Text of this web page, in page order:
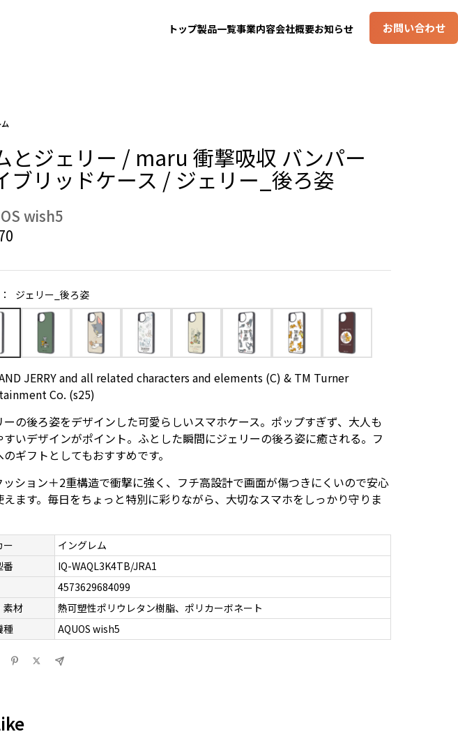
トップ製品一覧事業内容会社概要お知らせ お問い合わせ
とジェリー / maru 衝撃吸収 バンパー
ブリッドケース / ジェリー_後ろ姿
wish5
ジェリー_後ろ姿
JERRY and all related characters and elements (C) & TM Turner
Co. (s25)
ーの後ろ姿をデザインした可愛らしいスマホケース。ポップすぎず、大人も
すいデザインがポイント。ふとした瞬間にジェリーの後ろ姿に癒される。フ
のギフトとしてもおすすめです。
ッション＋2重構造で衝撃に強く、フチ高設計で画面が傷つきにくいので安心
えます。毎日をちょっと特別に彩りながら、大切なスマホをしっかり守りま
ー
イングレム
番
IQ-WAQL3K4TB/JRA1
4573629684099
素材
熱可塑性ポリウレタン樹脂、ポリカーボネート
種
AQUOS wish5